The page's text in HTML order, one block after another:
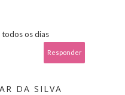
os dias
Responder
DA SILVA